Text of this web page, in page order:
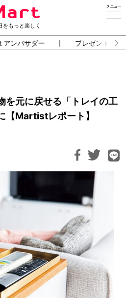
をもっと楽しく
アンバサダー プレゼント・イ
を元に戻せる「トレイの工
【Martistレポート】